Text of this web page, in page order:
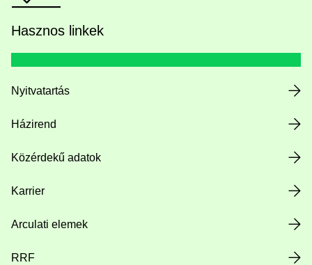
Hasznos linkek
Nyitvatartás
Házirend
Közérdekű adatok
Karrier
Arculati elemek
RRF